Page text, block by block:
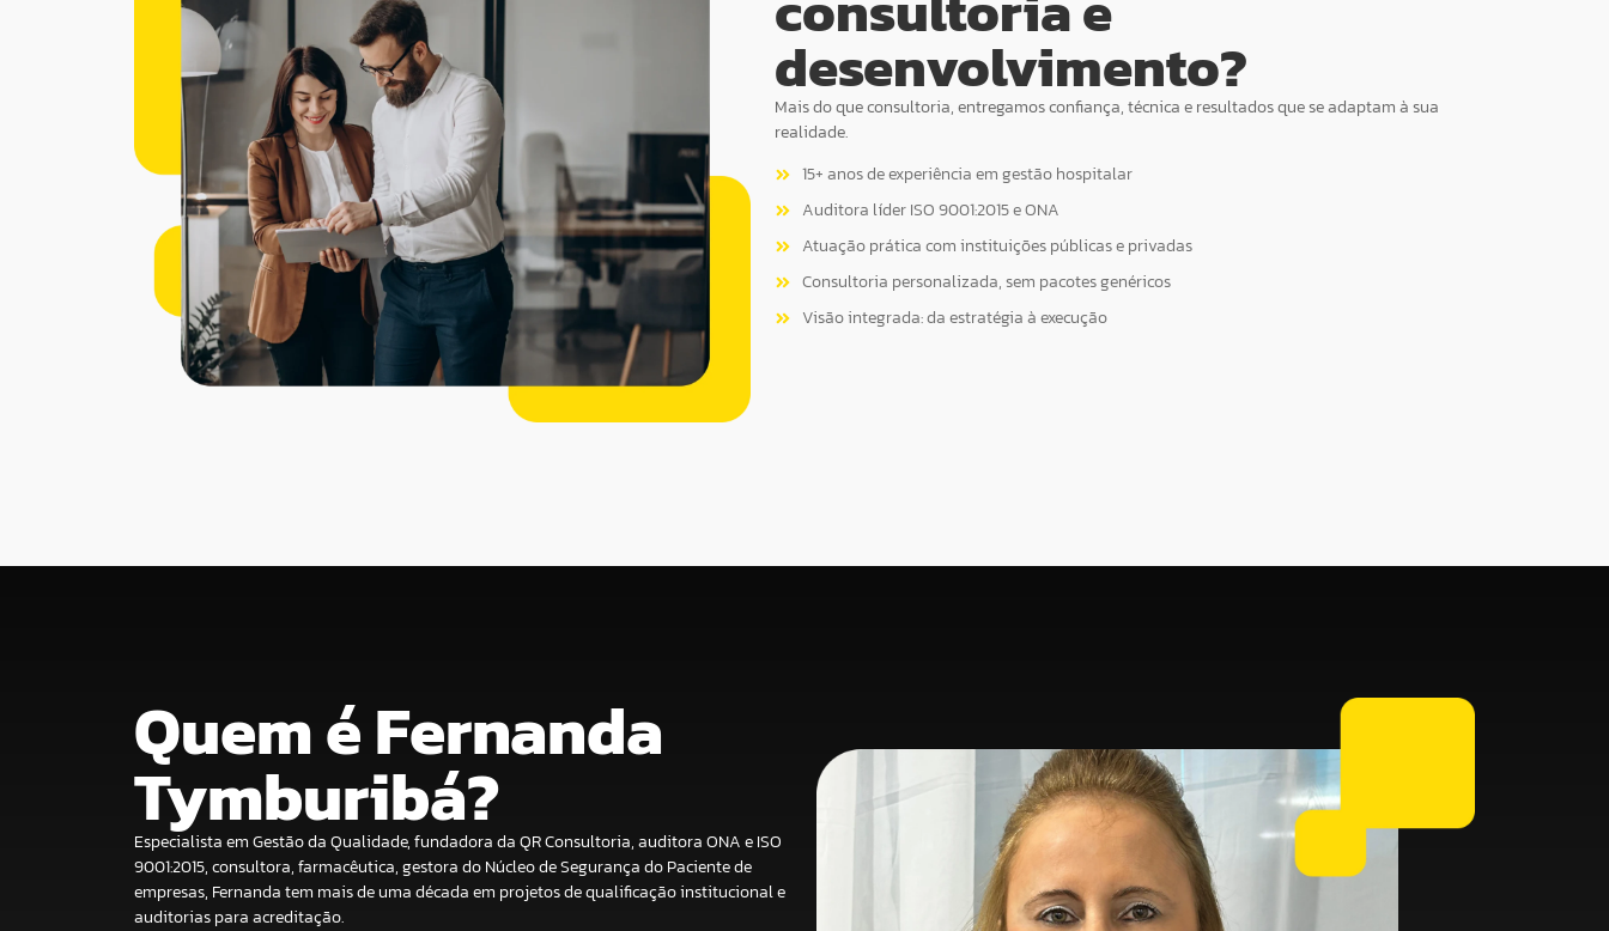
desenvolvimento?
Mais do que consultoria, entregamos confiança, técnica e resultados que se adaptam à sua
realidade.
15+ anos de experiência em gestão hospitalar
Auditora líder ISO 9001:2015 e ONA
Atuação prática com instituições públicas e privadas
Consultoria personalizada, sem pacotes genéricos
Visão integrada: da estratégia à execução
Quem é Fernanda
Tymburibá?
Especialista em Gestão da Qualidade, fundadora da QR Consultoria, auditora ONA e ISO
9001:2015, consultora, farmacêutica, gestora do Núcleo de Segurança do Paciente de
empresas, Fernanda tem mais de uma década em projetos de qualificação institucional e
auditorias para acreditação.